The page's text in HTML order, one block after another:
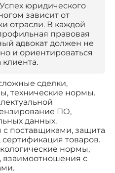
Успех юридического
зависит от
отрасли. В каждой
правовая
адвокат должен не
и ориентироваться
сделки,
технические нормы.
ПО,
данных.
поставщиками, защита
товаров.
нормы,
взаимоотношения с